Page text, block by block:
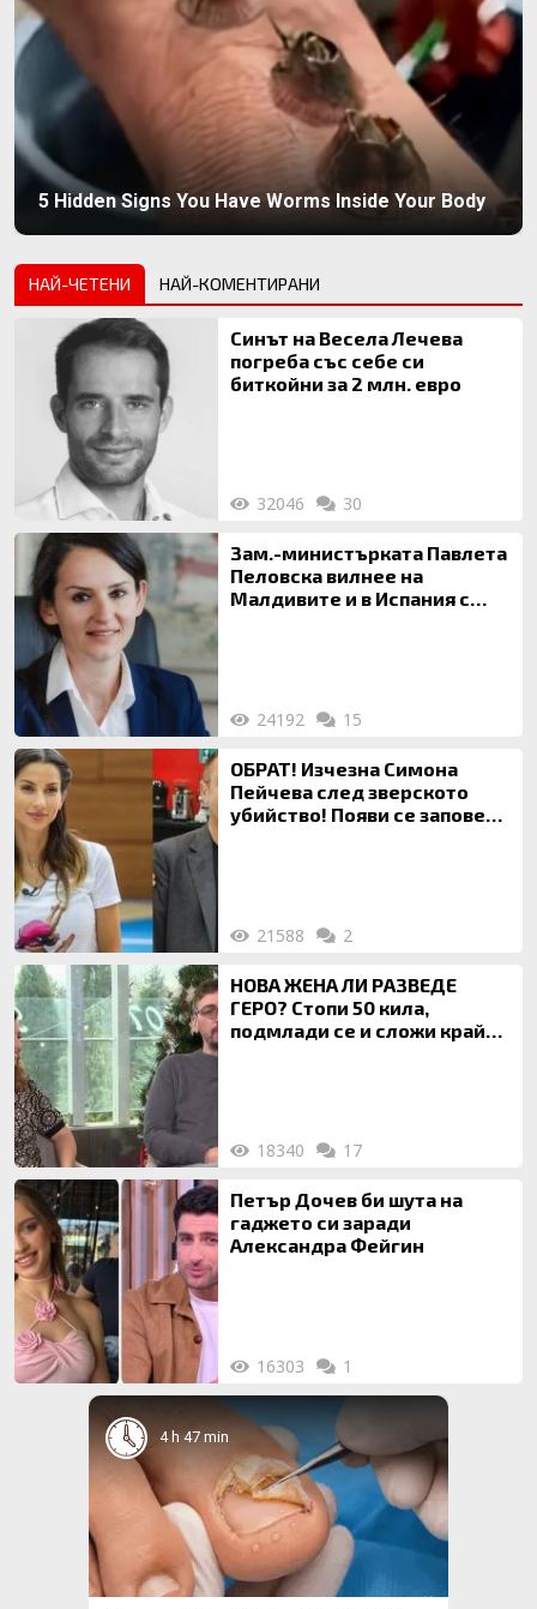
5 Hidden Signs You Have Worms Inside Your Body
НАЙ-ЧЕТЕНИ НАЙ-КОМЕНТИРАНИ
Синът на Весела Лечева
погреба със себе си
биткойни за 2 млн. евро
32046 30
Зам.-министърката Павлета
Пеловска вилнее на
Малдивите и в Испания с
24192 15
ОБРАТ! Изчезна Симона
Пейчева след зверското
убийство! Появи се заповед
21588 2
НОВА ЖЕНА ЛИ РАЗВЕДЕ
ГЕРО? Стопи 50 кила,
подмлади се и сложи край
18340 17
Петър Дочев би шута на
гаджето си заради
Александра Фейгин
16303 1
4 h 47 min